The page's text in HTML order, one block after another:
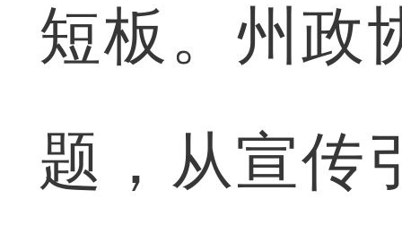
短板。州政
题，从宣传